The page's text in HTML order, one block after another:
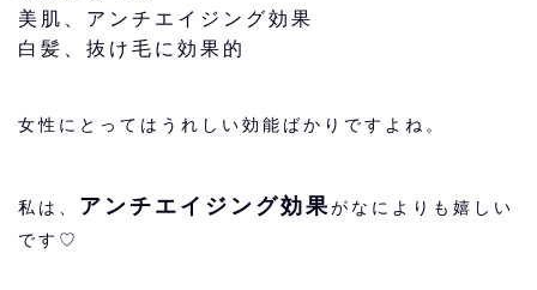
美肌、アンチエイジング効果
白髪、抜け毛に効果的
女性にとってはうれしい効能ばかりですよね。
私は、 アンチエイジング効果がなによりも嬉しい
です♡